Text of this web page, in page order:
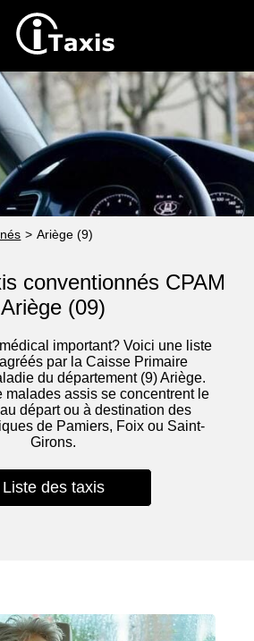
Recherche
Calcul de tarif
Taxis conventionnés
Espace pro
> Ariège (9)
conventionnés CPAM
Ariège (09)
important? Voici une liste
par la Caisse Primaire
du département (9) Ariège.
malades assis se concentrent le
départ ou à destination des
de Pamiers, Foix ou Saint-
Girons.
Liste des taxis